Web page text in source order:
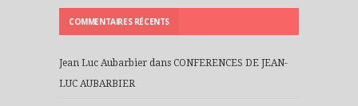
COMMENTAIRES RÉCENTS
Jean Luc Aubarbier dans CONFERENCES DE JEAN-
LUC AUBARBIER